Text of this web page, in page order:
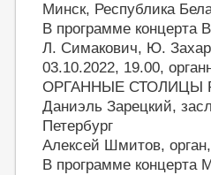
Минск, Республика
В программе
Л. Симакович, Ю.
03.10.2022, 19.00,
ОРГАННЫЕ СТОЛИЦЫ
Даниэль Зарецкий,
Петербург
Алексей Шмитов,
В программе